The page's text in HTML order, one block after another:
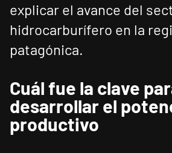
explicar el avance del
hidrocarburífero en la
patagónica.
Cuál fue la clave
desarrollar el
productivo